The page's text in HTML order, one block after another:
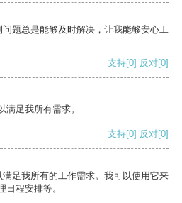
题总是能够及时解决，让我能够安心工
支持[0] 反对[0]
足我所有需求。
支持[0] 反对[0]
足我所有的工作需求。我可以使用它来
程安排等。